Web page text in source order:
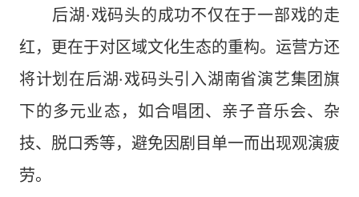
后湖·戏码头的成功不仅在于一部戏的走
红，更在于对区域文化生态的重构。运营方还
将计划在后湖·戏码头引入湖南省演艺集团旗
下的多元业态，如合唱团、亲子音乐会、杂
技、脱口秀等，避免因剧目单一而出现观演疲
劳。